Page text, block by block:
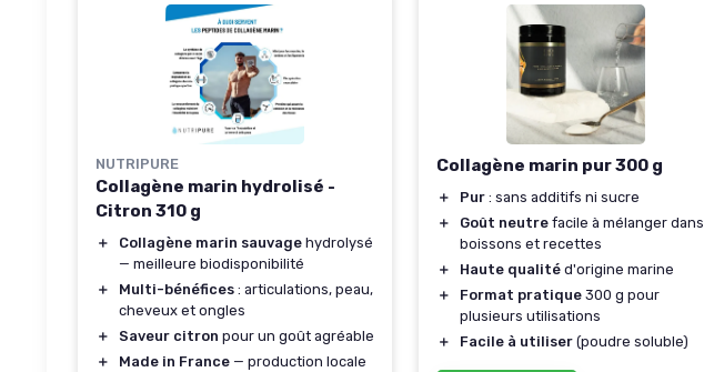
NUTRIPURE
Collagène marin hydrolisé -
Citron 310 g
＋ Collagène marin sauvage hydrolysé
— meilleure biodisponibilité
＋
Multi-bénéfices : articulations, peau,
cheveux et ongles
＋
Saveur citron pour un goût agréable
＋
Made in France — production locale
Collagène marin pur 300 g
＋ Pur : sans additifs ni sucre
＋
Goût neutre facile à mélanger dans
boissons et recettes
＋
Haute qualité d'origine marine
＋
Format pratique 300 g pour
plusieurs utilisations
＋
Facile à utiliser (poudre soluble)